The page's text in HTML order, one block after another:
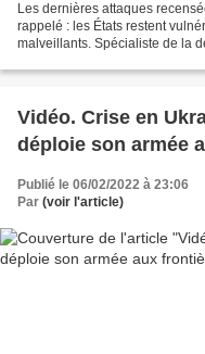
Les dernières attaques
rappelé : les États restent
malveillants. Spécialiste de la
Vidéo. Crise en
déploie son armée
Publié le 06/02/2022 à 23:06
Par (voir l'article)